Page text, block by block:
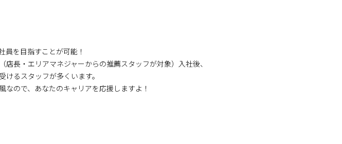
員を目指すことが可能！
店長・エリアマネジャーからの推薦スタッフが対象）入社後、
るスタッフが多くいます。
なので、あなたのキャリアを応援しますよ！